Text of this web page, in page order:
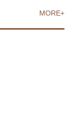
MORE+